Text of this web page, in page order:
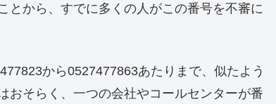
とから、すでに多くの人がこの番号を不審に
から0527477863あたりまで、似たよう
おそらく、一つの会社やコールセンターが番